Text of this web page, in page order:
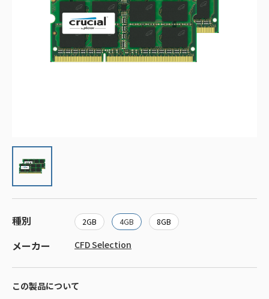
種別 2GB 4GB 8GB
メーカー CFD Selection
この製品について